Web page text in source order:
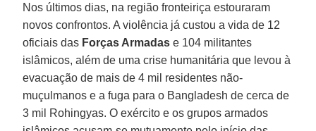
Nos últimos dias, na região fronteiriça estouraram
novos confrontos. A violência já custou a vida de 12
oficiais das Forças Armadas e 104 militantes
islâmicos, além de uma crise humanitária que levou à
evacuação de mais de 4 mil residentes não-
muçulmanos e a fuga para o Bangladesh de cerca de
3 mil Rohingyas. O exército e os grupos armados